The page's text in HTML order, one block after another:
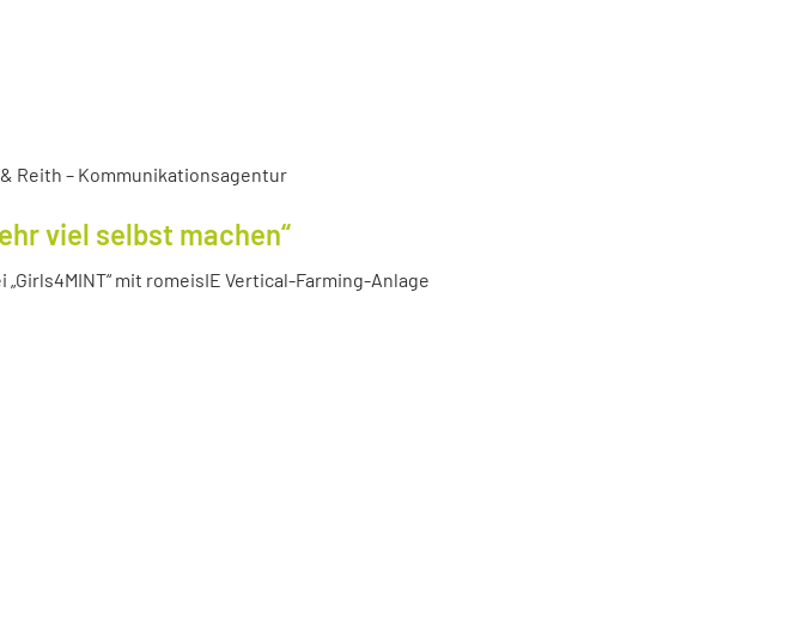
Reith – Kommunikationsagentur
viel selbst machen“
„Girls4MINT“ mit romeisIE Vertical-Farming-Anlage